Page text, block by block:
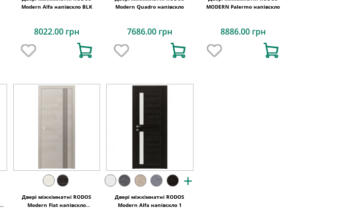
Modern Alfa напівскло BLK
8022.00 грн
Modern Quadro напівскло
7686.00 грн
MODERN Palermo напівскло
8886.00 грн
Двері міжкімнатні RODOS
Modern Flat напівскло
+
Двері міжкімнатні RODOS
Modern Alfa напівскло 1